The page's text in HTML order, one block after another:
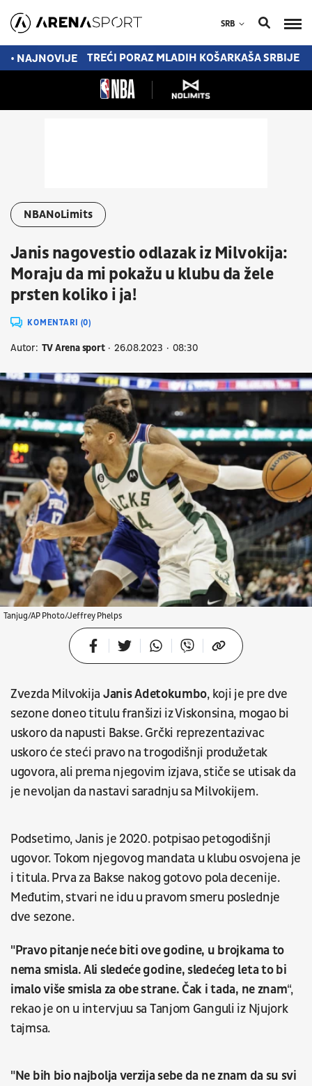
SRB
• NAJNOVIJE
I NOVI GRB TREĆI PORAZ MLADIH KOŠARKAŠA SRBIJE
NBANoLimits
Janis nagovestio odlazak iz Milvokija:
Moraju da mi pokažu u klubu da žele
prsten koliko i ja!
KOMENTARI (0)
Autor: TV Arena sport 26.08.2023 08:30
Tanjug/AP Photo/Jeffrey Phelps
Zvezda Milvokija Janis Adetokumbo, koji je pre dve
sezone doneo titulu franšizi iz Viskonsina, mogao bi
uskoro da napusti Bakse. Grčki reprezentazivac
uskoro će steći pravo na trogodišnji produžetak
ugovora, ali prema njegovim izjava, stiče se utisak da
je nevoljan da nastavi saradnju sa Milvokijem.
Podsetimo, Janis je 2020. potpisao petogodišnji
ugovor. Tokom njegovog mandata u klubu osvojena je
i titula. Prva za Bakse nakog gotovo pola decenije.
Međutim, stvari ne idu u pravom smeru poslednje
dve sezone.
"Pravo pitanje neće biti ove godine, u brojkama to
nema smisla. Ali sledeće godine, sledećeg leta to bi
imalo više smisla za obe strane. Čak i tada, ne znam“,
rekao je on u intervjuu sa Tanjom Ganguli iz Njujork
tajmsa.
"Ne bih bio najbolja verzija sebe da ne znam da su svi